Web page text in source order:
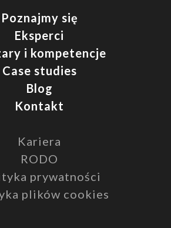
Poznajmy się
Eksperci
i kompetencje
Case studies
Blog
Kontakt
Kariera
RODO
prywatności
plików cookies